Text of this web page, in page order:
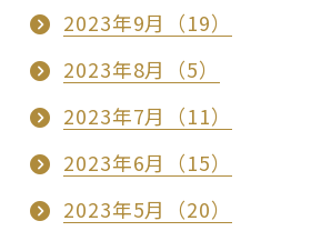
2023年9月（19）
2023年8月（5）
2023年7月（11）
2023年6月（15）
2023年5月（20）